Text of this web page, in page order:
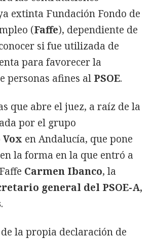
extinta Fundación Fondo de
(Faffe), dependiente de
si fue utilizada de
para favorecer la
personas afines al PSOE.
que abre el juez, a raíz de la
por el grupo
Vox en Andalucía, que pone
la forma en la que entró a
Carmen Ibanco, la
general del PSOE-A,
.
la propia declaración de